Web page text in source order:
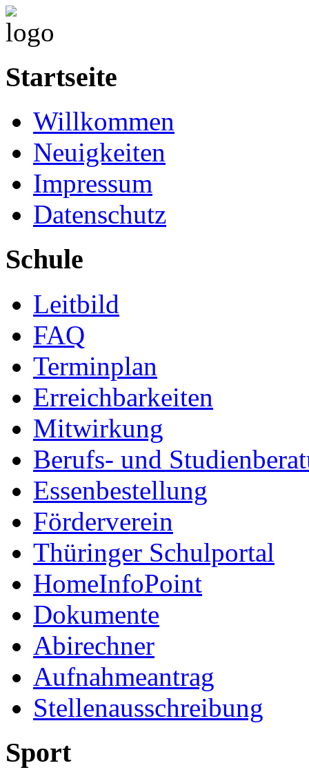
Startseite
Willkommen
Neuigkeiten
Impressum
Datenschutz
Schule
Leitbild
FAQ
Terminplan
Erreichbarkeiten
Mitwirkung
Berufs- und
Essenbestellung
Förderverein
Thüringer Schulportal
HomeInfoPoint
Dokumente
Abirechner
Aufnahmeantrag
Stellenausschreibung
Sport